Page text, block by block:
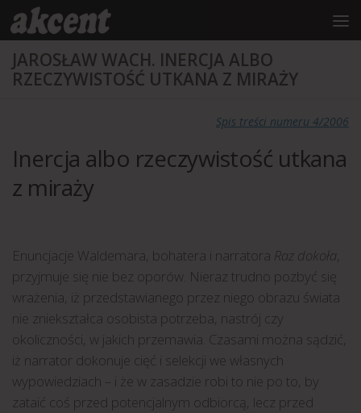
treści
Przejdź do treści
JAROSŁAW WACH. INERCJA ALBO
RZECZYWISTOŚĆ UTKANA Z MIRAŻY
Spis treści numeru 4/2006
Inercja albo rzeczywistość utkana
z miraży
Enuncjacje Waldemara, bohatera i narratora Raz dokoła
przyjmuje się nie bez oporów. Nieraz trudno pozbyć się
wrażenia, iż przedstawianego przez niego obrazu świata
nie zniekształca osobista potrzeba, nastrój czy
okoliczności, w jakich przemawia. Czasami można sądzić,
iż narrator dokonuje cięć i selekcji we własnych
wypowiedziach – i że w zasadzie robi to nie po to, by
zataić coś przed potencjalnym odbiorcą, lecz przed